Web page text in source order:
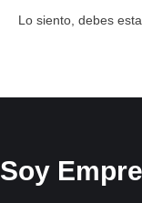
Lo siento, debes
Soy